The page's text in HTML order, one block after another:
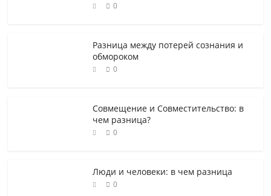
0
Разница между потерей сознания и
обмороком
0
Совмещение и Совместительство: в
чем разница?
0
Люди и человеки: в чем разница
0